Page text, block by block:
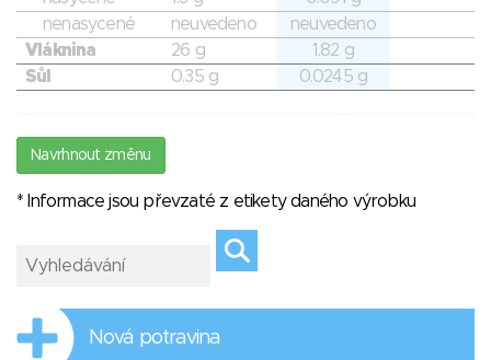
nenasycené
neuvedeno
neuvedeno
Vláknina
26 g
1.82 g
Sůl
0.35 g 0.0245 g
Navrhnout změnu
* Informace jsou převzaté z etikety daného výrobku
Nová potravina